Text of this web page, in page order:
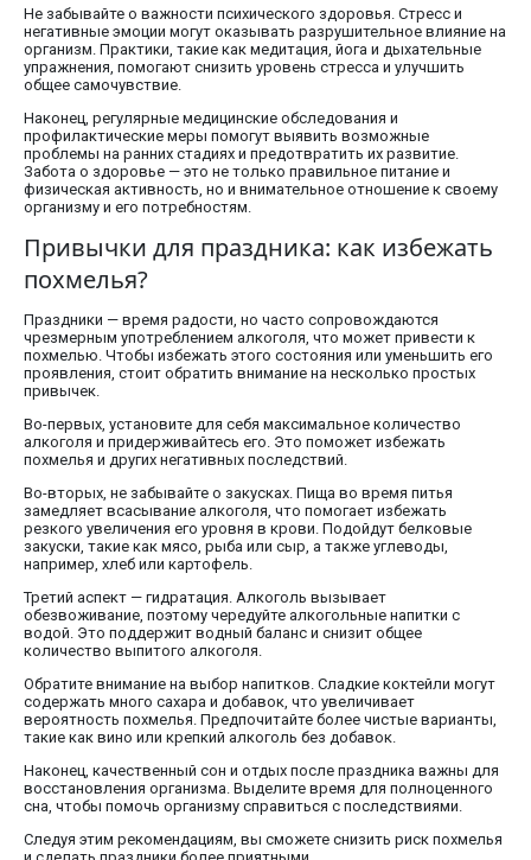
Не забывайте о важности психического здоровья. Стресс и
негативные эмоции могут оказывать разрушительное влияние на
организм. Практики, такие как медитация, йога и дыхательные
упражнения, помогают снизить уровень стресса и улучшить
общее самочувствие.
Наконец, регулярные медицинские обследования и
профилактические меры помогут выявить возможные
проблемы на ранних стадиях и предотвратить их развитие.
Забота о здоровье — это не только правильное питание и
физическая активность, но и внимательное отношение к своему
организму и его потребностям.
Привычки для праздника: как избежать
похмелья?
Праздники — время радости, но часто сопровождаются
чрезмерным употреблением алкоголя, что может привести к
похмелью. Чтобы избежать этого состояния или уменьшить его
проявления, стоит обратить внимание на несколько простых
привычек.
Во-первых, установите для себя максимальное количество
алкоголя и придерживайтесь его. Это поможет избежать
похмелья и других негативных последствий.
Во-вторых, не забывайте о закусках. Пища во время питья
замедляет всасывание алкоголя, что помогает избежать
резкого увеличения его уровня в крови. Подойдут белковые
закуски, такие как мясо, рыба или сыр, а также углеводы,
например, хлеб или картофель.
Третий аспект — гидратация. Алкоголь вызывает
обезвоживание, поэтому чередуйте алкогольные напитки с
водой. Это поддержит водный баланс и снизит общее
количество выпитого алкоголя.
Обратите внимание на выбор напитков. Сладкие коктейли могут
содержать много сахара и добавок, что увеличивает
вероятность похмелья. Предпочитайте более чистые варианты,
такие как вино или крепкий алкоголь без добавок.
Наконец, качественный сон и отдых после праздника важны для
восстановления организма. Выделите время для полноценного
сна, чтобы помочь организму справиться с последствиями.
Следуя этим рекомендациям, вы сможете снизить риск похмелья